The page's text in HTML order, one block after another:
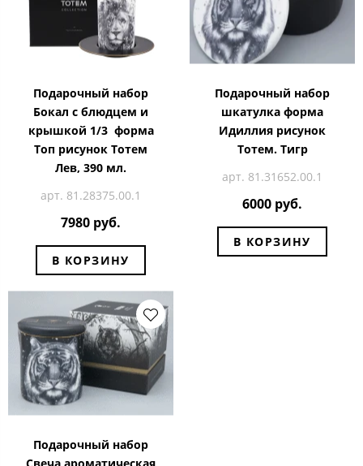
Подарочный набор
Бокал с блюдцем и
крышкой 1/3 форма
Топ рисунок Тотем
Лев, 390 мл.
арт. 81.28375.00.1
7980 руб.
В КОРЗИНУ
Подарочный набор
шкатулка форма
Идиллия рисунок
Тотем. Тигр
арт. 81.31652.00.1
6000 руб.
В КОРЗИНУ
Подарочный набор
Свеча ароматическая